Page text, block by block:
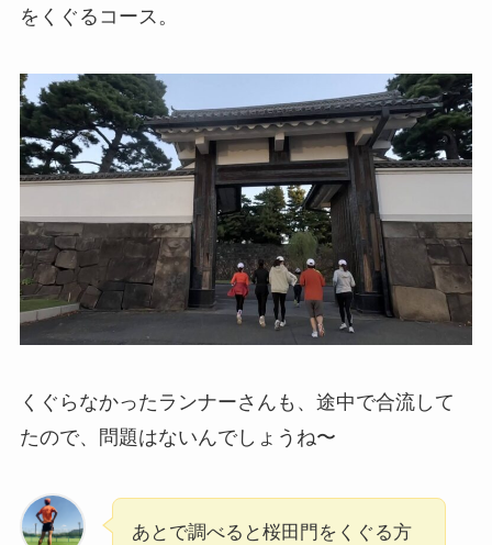
をくぐるコース。
くぐらなかったランナーさんも、途中で合流して
たので、問題はないんでしょうね〜
あとで調べると桜田門をくぐる方